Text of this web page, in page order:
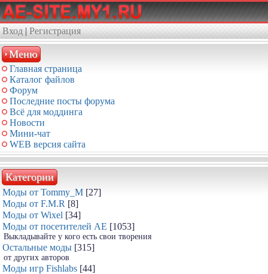
Вход | Регистрация
Меню
Главная страница
Каталог файлов
Форум
Последние посты форума
Всё для моддинга
Новости
Мини-чат
WEB версия сайта
Категории
Моды от Tommy_M [27]
Моды от F.M.R [8]
Моды от Wixel [34]
Моды от посетителей АЕ [1053]
Выкладывайте у кого есть свои творения
Остальные моды [315]
от других авторов
Моды игр Fishlabs [44]